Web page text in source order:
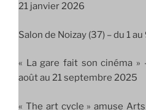
21 janvier 2026
Salon de Noizay (37) – du 1
« La gare fait son cinéma »
août au 21 septembre 2025
« The art cycle » amuse